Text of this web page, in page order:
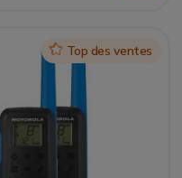
IconTop des ventes